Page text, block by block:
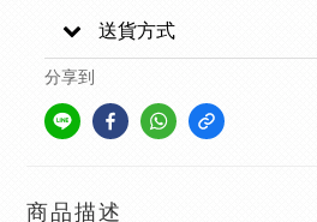
送貨方式
分享到
商品描述